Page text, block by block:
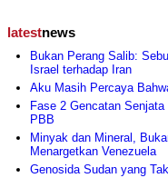
latestnews
Bukan Perang Salib:
Israel terhadap Iran
Aku Masih Percaya
Fase 2 Gencatan
PBB
Minyak dan Mineral,
Menargetkan Venezuela
Genosida Sudan yang